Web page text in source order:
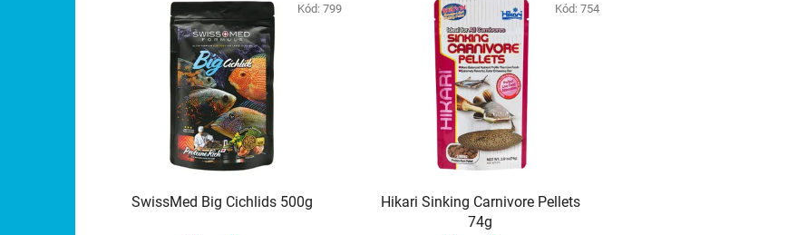
SwissMed Big Cichlids 500g
Kód: 799
Hikari Sinking Carnivore Pellets
74g
Kód: 754